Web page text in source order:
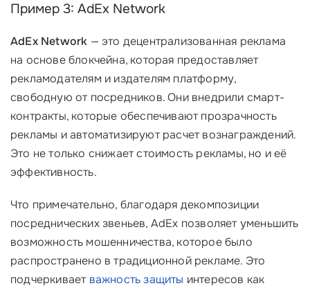
Пример 3: AdEx Network
AdEx Network — это децентрализованная реклама
на основе блокчейна, которая предоставляет
рекламодателям и издателям платформу,
свободную от посредников. Они внедрили смарт-
контракты, которые обеспечивают прозрачность
рекламы и автоматизируют расчет вознаграждений.
Это не только снижает стоимость рекламы, но и её
эффективность.
Что примечательно, благодаря декомпозиции
посреднических звеньев, AdEx позволяет уменьшить
возможность мошенничества, которое было
распространено в традиционной рекламе. Это
подчеркивает важность защиты интересов как